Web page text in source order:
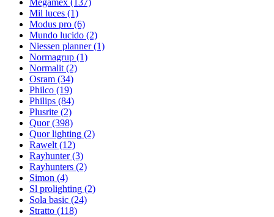
Mil luces (1)
Modus pro (6)
Mundo lucido (2)
Niessen planner (1)
Normagrup (1)
Normalit (2)
Osram (34)
Philco (19)
Philips (84)
Plusrite (2)
Quor (398)
Quor lighting (2)
Rawelt (12)
Rayhunter (3)
Rayhunters (2)
Simon (4)
Sl prolighting (2)
Sola basic (24)
Stratto (118)